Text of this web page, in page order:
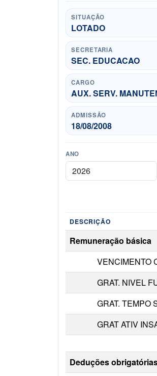
SITUAÇÃO
LOTADO
SECRETARIA
SEC. EDUCACAO
CARGO
AUX. SERV.
ADMISSÃO
18/08/2008
ANO
Detalhamento da
DESCRIÇÃO
Remuneração básica
VENCIMENTO
GRAT. NIVEL
GRAT. TEMPO
GRAT ATIV
Deduções